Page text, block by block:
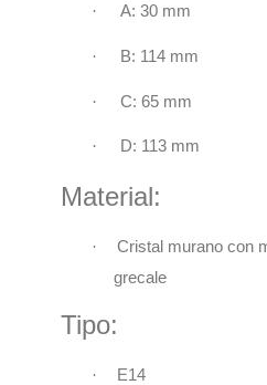
· A: 30 mm
· B: 114 mm
· C: 65 mm
· D: 113 mm
Material:
·
Cristal murano con
grecale
Tipo:
· E14